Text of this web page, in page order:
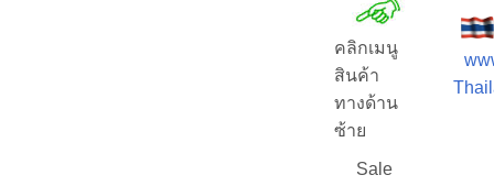
คลิกเมนู
สินค้า
ทางด้าน
ซ้าย
Sale